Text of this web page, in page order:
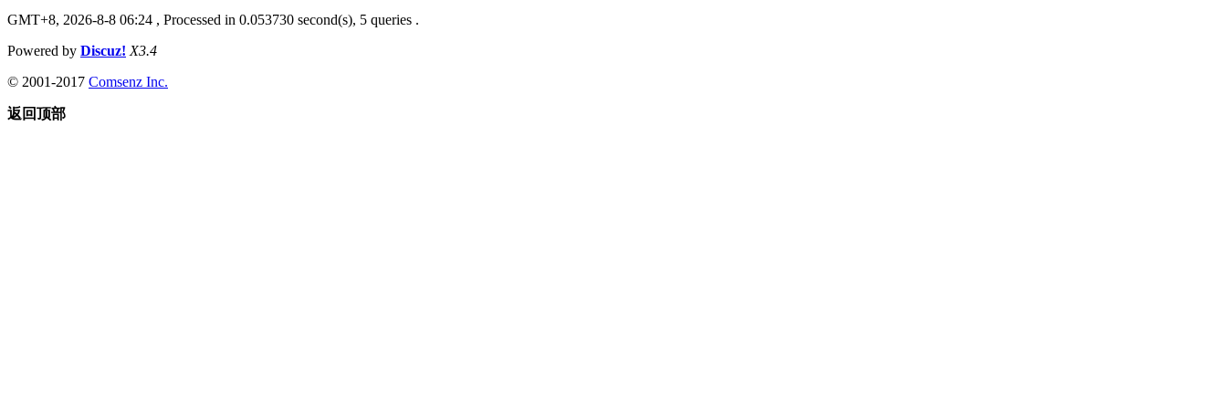
GMT+8, 2026-8-8 06:24 , Processed in 0.053730 second(s), 5 queries .
Powered by Discuz! X3.4
© 2001-2017 Comsenz Inc.
返回顶部